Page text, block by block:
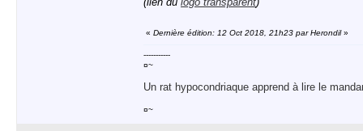
« Dernière édition: 12 Oct 2018, 21h23 par Herondil»
-----------
¤~
Un rat hypocondriaque apprend à lire le
¤~